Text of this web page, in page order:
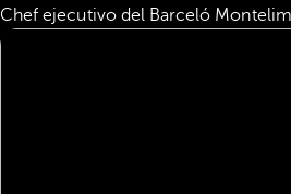
Chef ejecutivo del Barceló